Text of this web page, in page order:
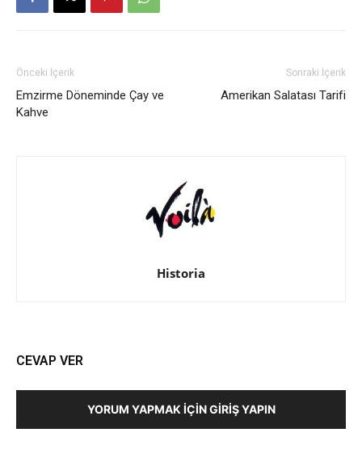
Önceki İçerik
Emzirme Döneminde Çay ve
Kahve
Sonraki İçerik
Amerikan Salatası Tarifi
Historia
CEVAP VER
YORUM YAPMAK İÇIN GIRIŞ YAPIN